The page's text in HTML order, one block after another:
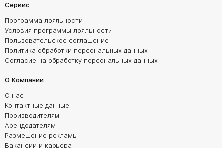
Сервис
Программа лояльности
Условия программы лояльности
Пользовательское соглашение
Политика обработки персональных данных
Согласие на обработку персональных данных
О Компании
О нас
Контактные данные
Производителям
Арендодателям
Размещение рекламы
Вакансии и карьера